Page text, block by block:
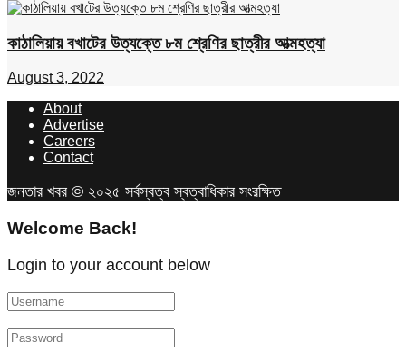
কাঠালিয়ায় বখাটের উত্যক্তে ৮ম শ্রেণির ছাত্রীর আত্মহত্যা
August 3, 2022
About
Advertise
Careers
Contact
জনতার খবর © ২০২৫ সর্বস্বত্ব স্বত্বাধিকার সংরক্ষিত
Welcome Back!
Login to your account below